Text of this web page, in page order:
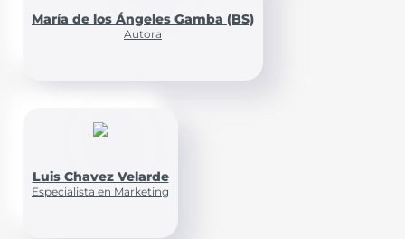
María de los Ángeles Gamba (BS)
Autora
Luis Chavez Velarde
Especialista en Marketing